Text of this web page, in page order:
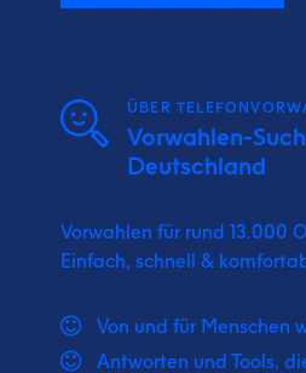
ÜBER
Vorwahlen-
Deutschland
Vorwahlen für rund 13.000
Einfach, schnell &
Von und für Menschen
Antworten und Tools,